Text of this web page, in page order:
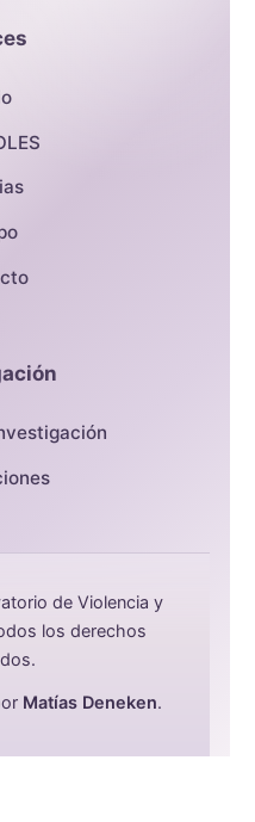
de Violencia y
los derechos
Matías Deneken.